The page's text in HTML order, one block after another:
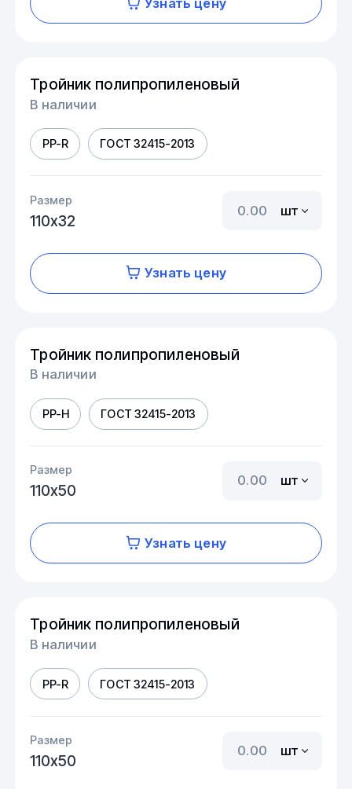
Тройник полипропиленовый
В наличии
PP-R ГОСТ 32415-2013
Размер
110х32
шт
Узнать цену
Тройник полипропиленовый
В наличии
PP-H ГОСТ 32415-2013
Размер
110х50
шт
Узнать цену
Тройник полипропиленовый
В наличии
PP-R ГОСТ 32415-2013
Размер
110х50
шт